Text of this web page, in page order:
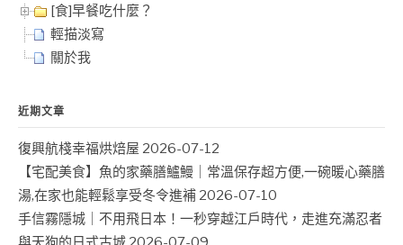
[食]早餐吃什麼？
輕描淡寫
關於我
近期文章
復興航棧幸福烘焙屋 2026-07-12
【宅配美食】魚的家藥膳鱸鰻｜常溫保存超方便,一碗暖心藥膳
湯,在家也能輕鬆享受冬令進補 2026-07-10
手信霧隱城｜不用飛日本！一秒穿越江戶時代，走進充滿忍者